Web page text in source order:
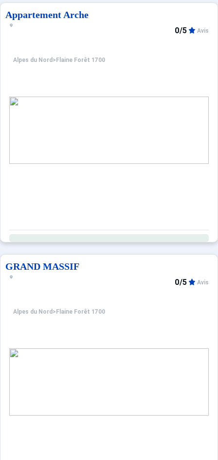
Appartement Arche
Alpes du Nord > Flaine Forêt 1700
0/5 Avis
GRAND MASSIF
Alpes du Nord > Flaine Forêt 1700
0/5 Avis